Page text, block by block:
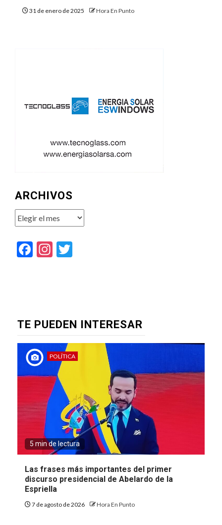
31 de enero de 2025 Hora En Punto
ARCHIVOS
Archivos
Facebook
Instagram
TE PUEDEN INTERESAR
POLÍTICA
5 min de lectura
Las frases más importantes del primer
discurso presidencial de Abelardo de la
Espriella
7 de agosto de 2026 Hora En Punto